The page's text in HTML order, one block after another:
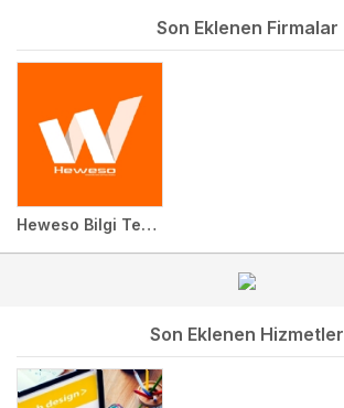
Son Eklenen Firmalar
Heweso Bilgi Teknolojileri Ltd. Şti.
Son Eklenen Hizmetler